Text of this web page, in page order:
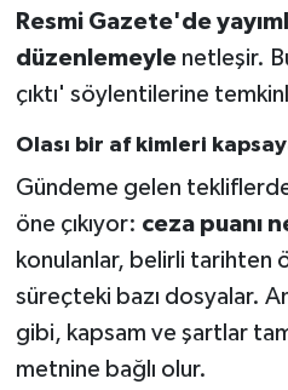
Resmi Gazete'de
düzenlemeylenetleşir.
çıktı' söylentilerine
Olası bir af kimleri
Gündeme gelen
öne çıkıyor: ceza puanı
konulanlar, belirli tarihten
süreçteki bazı dosyalar.
gibi, kapsam ve şartlar
metnine bağlı olur.